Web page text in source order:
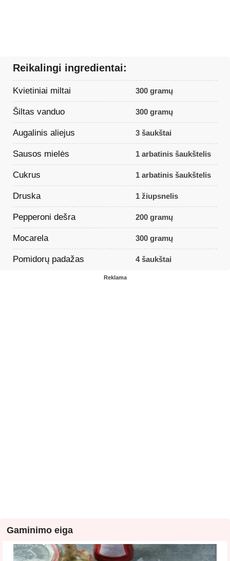
Reikalingi ingredientai:
Kvietiniai miltai 300 gramų
Šiltas vanduo 300 gramų
Augalinis aliejus 3 šaukštai
Sausos mielės 1 arbatinis šaukštelis
Cukrus 1 arbatinis šaukštelis
Druska 1 žiupsnelis
Pepperoni dešra 200 gramų
Mocarela 300 gramų
Pomidorų padažas 4 šaukštai
Reklama
Gaminimo eiga